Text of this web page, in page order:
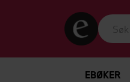
EBØKER